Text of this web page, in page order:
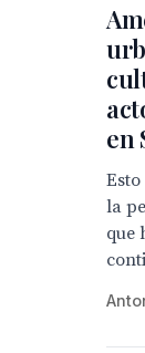
en
la
que